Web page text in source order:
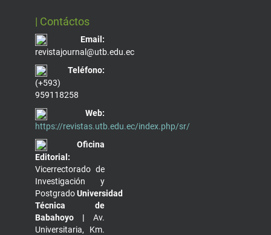
| Contáctos
Email:
revistajournal@utb.edu.ec
Teléfono:
(+593)
959118258
Web:
https://revistas.utb.edu.ec/index.php/sr/
Oficina
Editorial:
Vicerrectorado de
Investigación y
PostgradoUniversidad
Técnica de
Babahoyo | Av.
Universitaria, Km.